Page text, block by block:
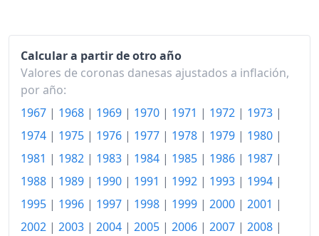
2006
135.56
2008
142.58
2009
144.47
147.80
2011
151.86
Calcular a partir de otro año
Valores de coronas danesas ajustados a inflación,
por año:
1967 | 1968 | 1969 | 1970 | 1971 | 1972 | 1973 |
1974 | 1975 | 1976 | 1977 | 1978 | 1979 | 1980 |
1981 | 1982 | 1983 | 1984 | 1985 | 1986 | 1987 |
1988 | 1989 | 1990 | 1991 | 1992 | 1993 | 1994 |
1995 | 1996 | 1997 | 1998 | 1999 | 2000 | 2001 |
2002 | 2003 | 2004 | 2005 | 2006 | 2007 | 2008 |